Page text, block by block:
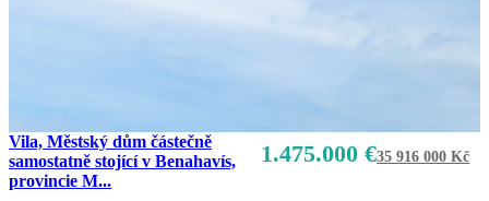
1.475.000 €35 916 000 Kč
Vila, Městský dům částečně
samostatně stojící v Benahavís,
provincie M...